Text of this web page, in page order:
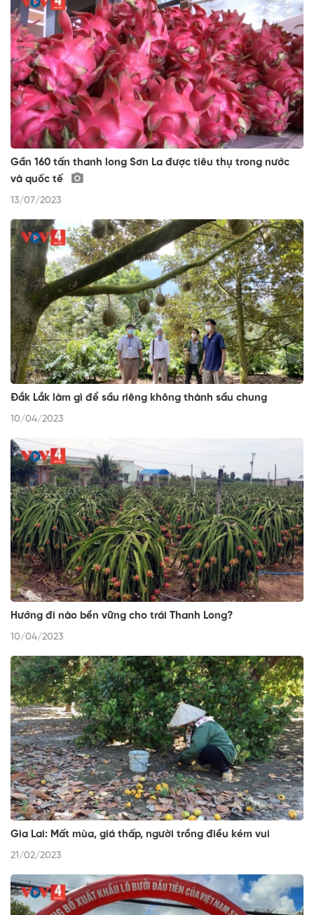
Gần 160 tấn thanh long Sơn La được tiêu thụ trong nước
và quốc tế
13/07/2023
Đắk Lắk làm gì để sầu riêng không thành sầu chung
10/04/2023
Hướng đi nào bền vững cho trái Thanh Long?
10/04/2023
Gia Lai: Mất mùa, giá thấp, người trồng điều kém vui
21/02/2023